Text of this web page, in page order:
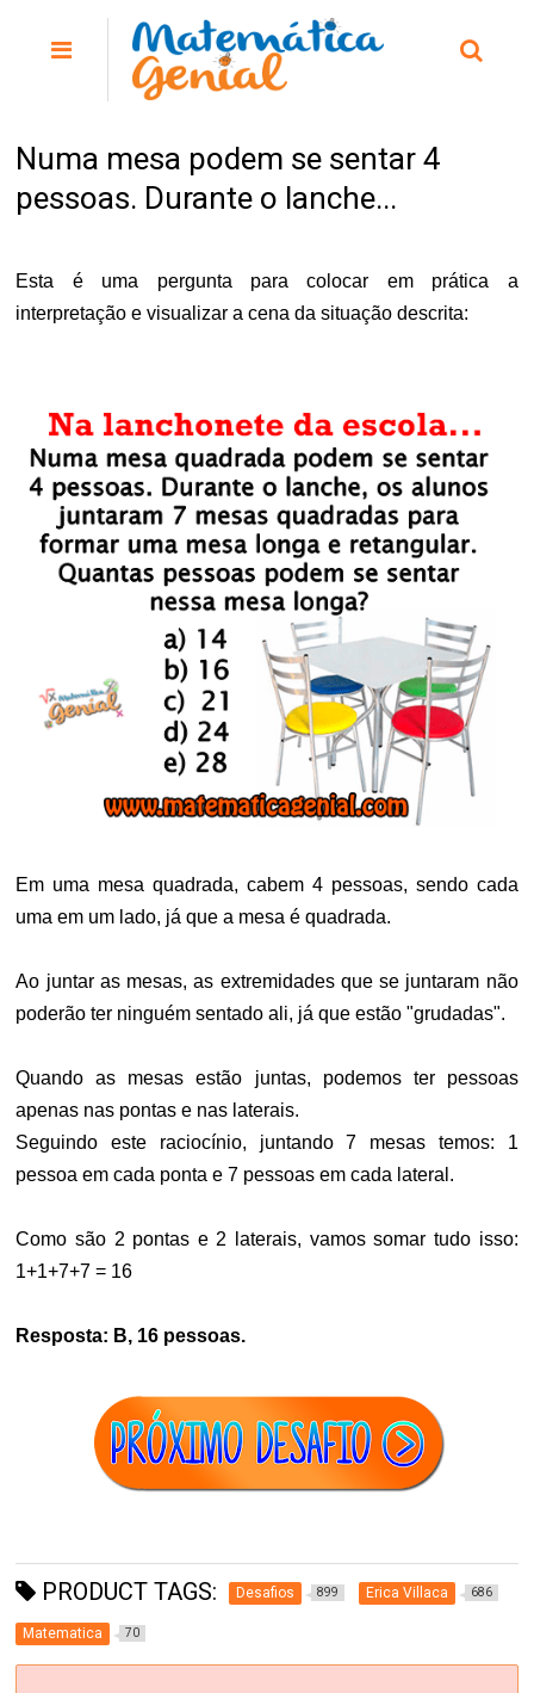
Numa mesa podem se sentar 4
pessoas. Durante o lanche...
Esta é uma pergunta para colocar em prática a
interpretação e visualizar a cena da situação descrita:
Em uma mesa quadrada, cabem 4 pessoas, sendo cada
uma em um lado, já que a mesa é quadrada.
Ao juntar as mesas, as extremidades que se juntaram não
poderão ter ninguém sentado ali, já que estão "grudadas".
Quando as mesas estão juntas, podemos ter pessoas
apenas nas pontas e nas laterais.
Seguindo este raciocínio, juntando 7 mesas temos: 1
pessoa em cada ponta e 7 pessoas em cada lateral.
Como são 2 pontas e 2 laterais, vamos somar tudo isso:
1+1+7+7 = 16
Resposta: B, 16 pessoas.
PRODUCT TAGS: Desafios 899 Erica Villaca 686
Matematica 70